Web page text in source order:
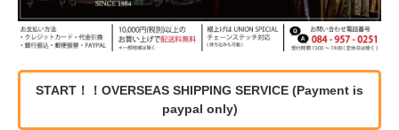
START！！OVERSEAS SHIPPING SERVICE (Payment is
paypal only)